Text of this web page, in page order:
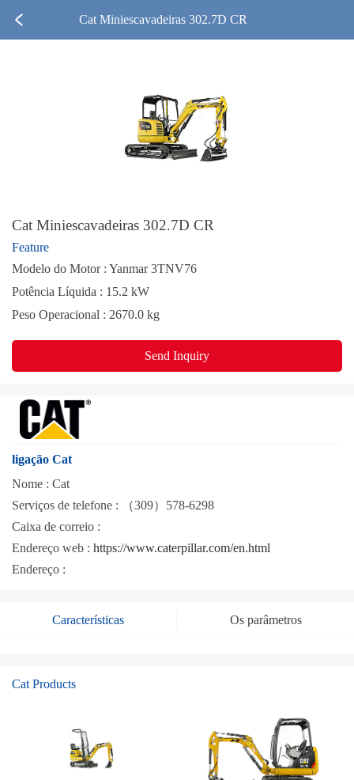
Cat Miniescavadeiras 302.7D CR
Cat Miniescavadeiras 302.7D CR
Feature
Modelo do Motor : Yanmar 3TNV76
Potência Líquida : 15.2 kW
Peso Operacional : 2670.0 kg
Send Inquiry
ligação Cat
Nome : Cat
Serviços de telefone : （309）578-6298
Caixa de correio :
Endereço web : https://www.caterpillar.com/en.html
Endereço :
Características Os parâmetros
Cat Products